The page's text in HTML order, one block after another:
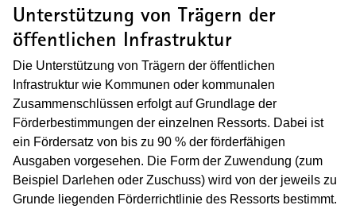
Unterstützung von Trägern der
öffentlichen Infrastruktur
Die Unterstützung von Trägern der öffentlichen
Infrastruktur wie Kommunen oder kommunalen
Zusammenschlüssen erfolgt auf Grundlage der
Förderbestimmungen der einzelnen Ressorts. Dabei ist
ein Fördersatz von bis zu 90 % der förderfähigen
Ausgaben vorgesehen. Die Form der Zuwendung (zum
Beispiel Darlehen oder Zuschuss) wird von der jeweils zu
Grunde liegenden Förderrichtlinie des Ressorts bestimmt.